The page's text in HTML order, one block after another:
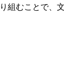
組むことで、